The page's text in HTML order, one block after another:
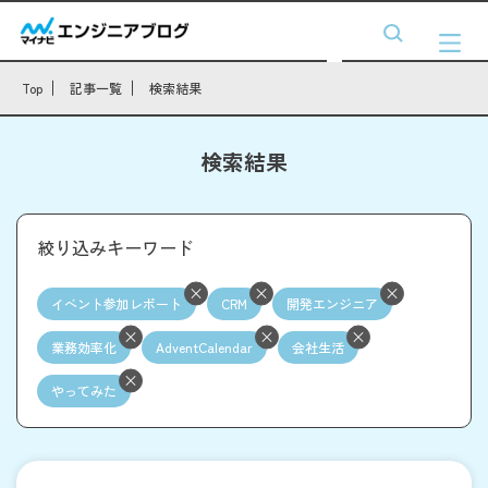
Top 記事一覧 検索結果
検索結果
絞り込みキーワード
イベント参加レポート CRM 開発エンジニア
業務効率化 AdventCalendar 会社生活
やってみた